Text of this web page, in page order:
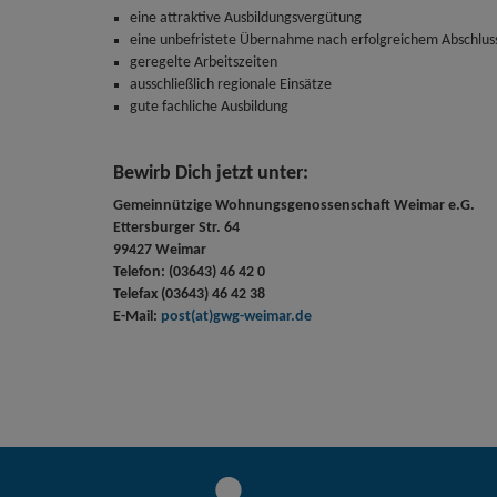
eine attraktive Ausbildungsvergütung
eine unbefristete Übernahme nach erfolgreichem
geregelte Arbeitszeiten
ausschließlich regionale Einsätze
gute fachliche Ausbildung
Bewirb Dich jetzt unter:
Gemeinnützige Wohnungsgenossenschaft Weimar e.G.
Ettersburger Str. 64
99427 Weimar
Telefon: (03643) 46 42 0
Telefax (03643) 46 42 38
E-Mail: post(at)gwg-weimar.de